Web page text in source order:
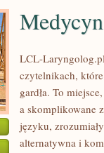
LCL-
czytelnikach,
gardła. To
a skomplikowane
języku,
alternatywna i